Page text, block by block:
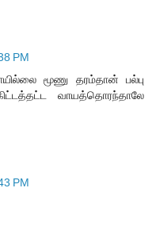
PM
மூணு தரம்தான் பல்பு
வாயத்தொரந்தாலே
PM